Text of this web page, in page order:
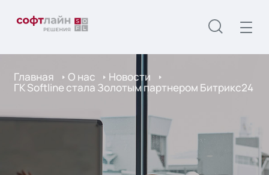
Главная О нас Новости
ГК Softline стала Золотым партнером Битрикс24